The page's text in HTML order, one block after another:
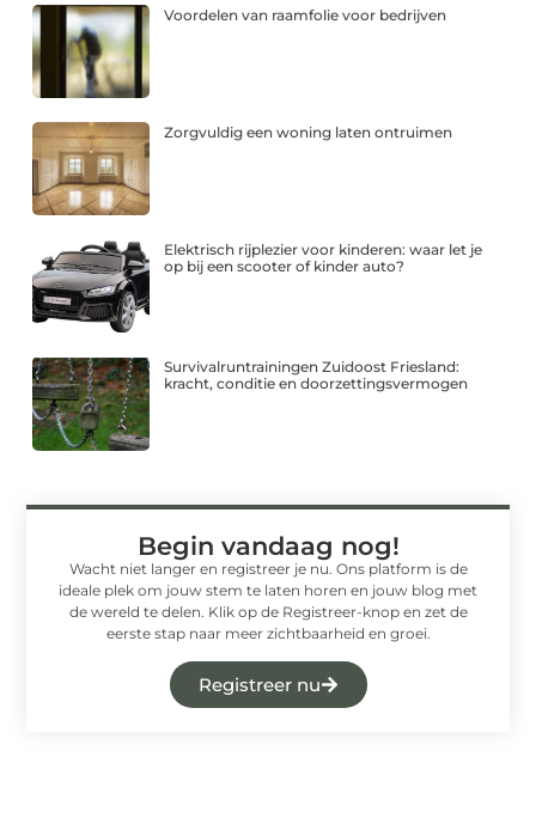
Voordelen van raamfolie voor bedrijven
Zorgvuldig een woning laten ontruimen
Elektrisch rijplezier voor kinderen: waar let je
op bij een scooter of kinder auto?
Survivalruntrainingen Zuidoost Friesland:
kracht, conditie en doorzettingsvermogen
Begin vandaag nog!
Wacht niet langer en registreer je nu. Ons platform is de
ideale plek om jouw stem te laten horen en jouw blog met
de wereld te delen. Klik op de Registreer-knop en zet de
eerste stap naar meer zichtbaarheid en groei.
Registreer nu